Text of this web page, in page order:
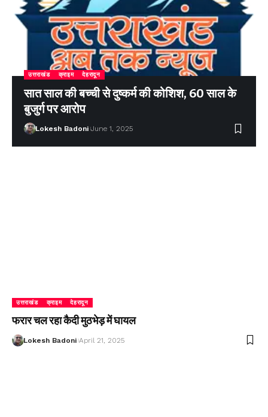
उत्तराखंड क्राइम देहरादून
सात साल की बच्ची से दुष्कर्म की कोशिश, 60 साल के
बुजुर्ग पर आरोप
Lokesh Badoni June 1, 2025
उत्तराखंड क्राइम देहरादून
फरार चल रहा कैदी मुठभेड़ में घायल
Lokesh Badoni April 21, 2025